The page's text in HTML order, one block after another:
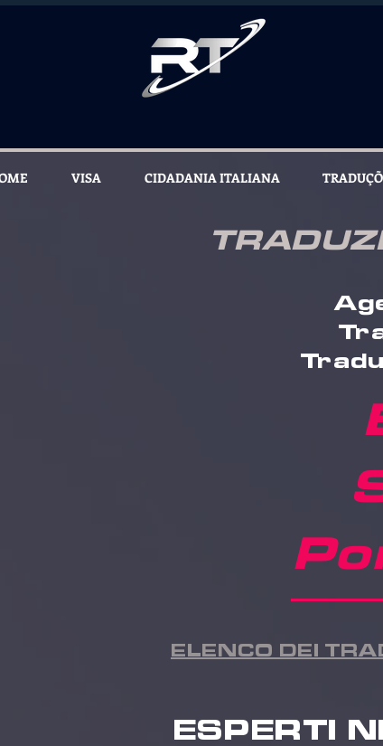
VISA CIDADANIA ITALIANA
ELENCO DEI
ESPERTI